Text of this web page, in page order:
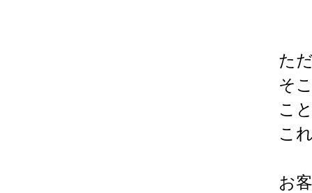
た
そ
こ
こ
お